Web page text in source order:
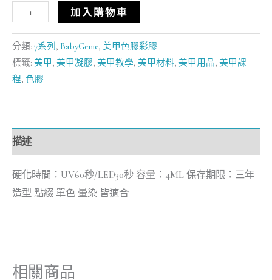
加入購物車
分類: 7系列 , BabyGenie, 美甲色膠彩膠
標籤: 美甲, 美甲凝膠, 美甲教學, 美甲材料, 美甲用品, 美甲課
程, 色膠
描述
硬化時間：UV60秒/LED30秒 容量：4ML 保存期限：三年
造型 點綴 單色 暈染 皆適合
相關商品